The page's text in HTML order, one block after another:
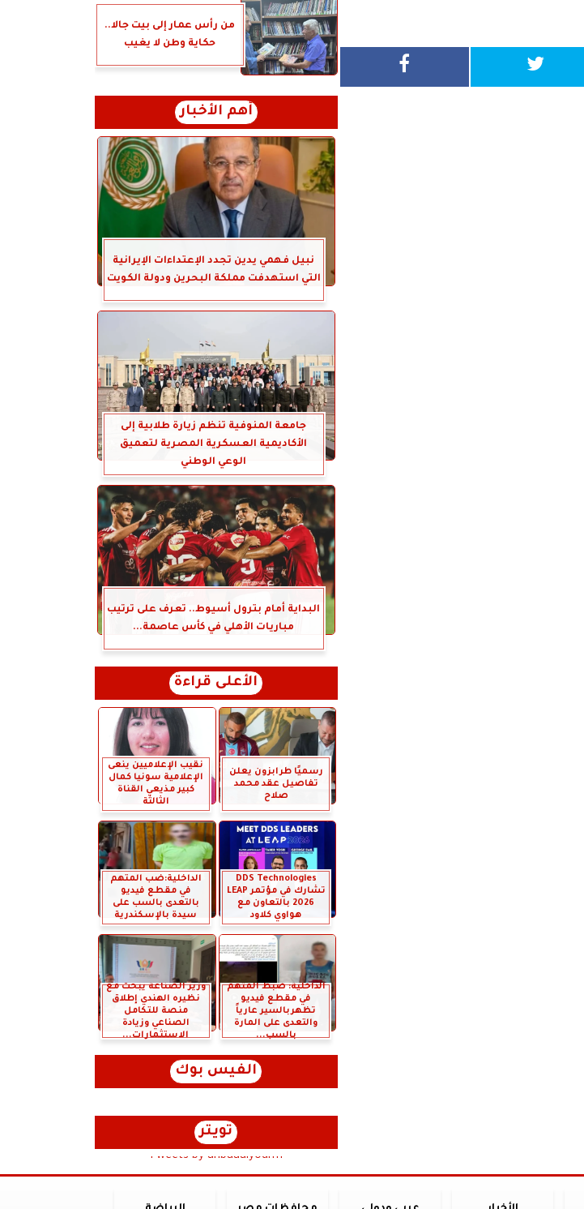
من رأس عمار إلى بيت جالا..
حكاية وطن لا يغيب
أهم الأخبار
نبيل فهمي يدين تجدد الإعتداءات الإيرانية
التي استهدفت مملكة البحرين ودولة الكويت
جامعة المنوفية تنظم زيارة طلابية إلى
الأكاديمية العسكرية المصرية لتعميق
الوعي الوطني
البداية أمام بترول أسيوط.. تعرف على ترتيب
مباريات الأهلي في كأس عاصمة...
الأعلى قراءة
رسميًا طرابزون يعلن
تفاصيل عقد محمد
صلاح
نقيب الإعلاميين ينعى
الإعلامية سونيا كمال
كبير مذيعي القناة
الثالثة
DDS Technologies
تشارك في مؤتمر LEAP
2026 بالتعاون مع
هواوي كلاود
الداخلية:ضب المتهم
في مقطع فيديو
بالتعدى بالسب على
سيدة بالإسكندرية
الداخلية: ضبط المتهم
في مقطع فيديو
تظهربالسير عارياً
والتعدى على المارة
بالسب...
وزير الصناعة يبحث مع
نظيره الهندي إطلاق
منصة للتكامل
الصناعي وزيادة
الاستثمارات...
الفيس بوك
تويتر
Tweets by anbaaalyoum1